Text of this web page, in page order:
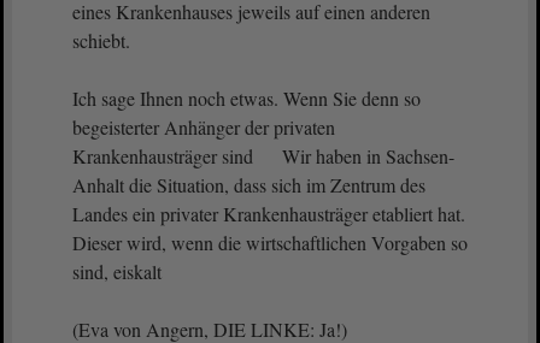
eines Krankenhauses jeweils auf einen anderen
schiebt.
Ich sage Ihnen noch etwas. Wenn Sie denn so
begeisterter Anhänger der privaten
Krankenhausträger sind Wir haben in Sachsen-
Anhalt die Situation, dass sich im Zentrum des
Landes ein privater Krankenhausträger etabliert hat.
Dieser wird, wenn die wirtschaftlichen Vorgaben so
sind, eiskalt
(Eva von Angern, DIE LINKE: Ja!)